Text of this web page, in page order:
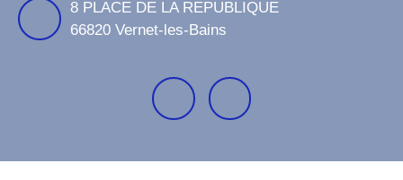
8 PLACE DE LA REPUBLIQUE
66820 Vernet-les-Bains